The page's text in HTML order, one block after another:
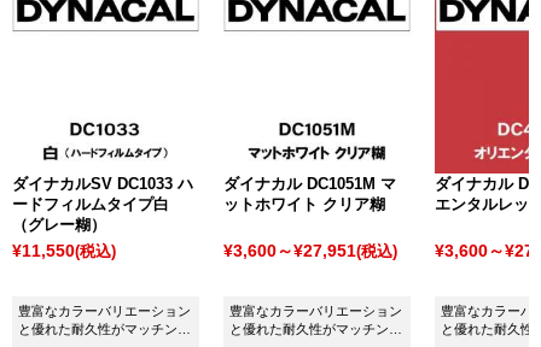
ダイナカルSV DC1033 ハ
ードフィルムタイプ白
（グレー糊）
¥11,550(税込)
豊富なカラーバリエーション
と優れた耐久性がマッチング
ダイナカル DC1051M マ
ットホワイト クリア糊
¥3,600～¥27,951(税込)
豊富なカラーバリエーション
と優れた耐久性がマッチング
ダイナカル
エンタルレッ
¥3,600～
豊富なカラーバ
と優れた耐久性